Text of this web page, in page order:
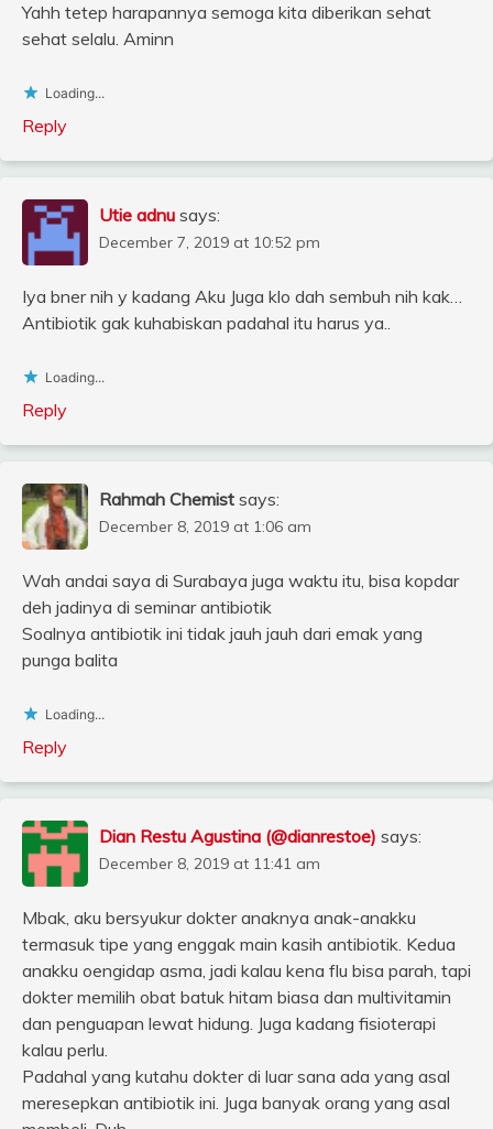
Yahh tetep harapannya semoga kita diberikan sehat
sehat selalu. Aminn
Loading...
Reply
Utie adnu says:
December 7, 2019 at 10:52 pm
Iya bner nih y kadang Aku Juga klo dah sembuh nih kak…
Antibiotik gak kuhabiskan padahal itu harus ya..
Loading...
Reply
Rahmah Chemist says:
December 8, 2019 at 1:06 am
Wah andai saya di Surabaya juga waktu itu, bisa kopdar
deh jadinya di seminar antibiotik
Soalnya antibiotik ini tidak jauh jauh dari emak yang
punga balita
Loading...
Reply
Dian Restu Agustina (@dianrestoe) says:
December 8, 2019 at 11:41 am
Mbak, aku bersyukur dokter anaknya anak-anakku
termasuk tipe yang enggak main kasih antibiotik. Kedua
anakku oengidap asma, jadi kalau kena flu bisa parah, tapi
dokter memilih obat batuk hitam biasa dan multivitamin
dan penguapan lewat hidung. Juga kadang fisioterapi
kalau perlu.
Padahal yang kutahu dokter di luar sana ada yang asal
meresepkan antibiotik ini. Juga banyak orang yang asal